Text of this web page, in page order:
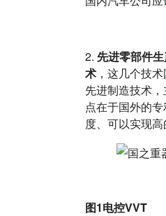
2. 先进零部件
术 ，这几个技
先进制造技术
点在于国外的
度、可以实现
图1电控VVT